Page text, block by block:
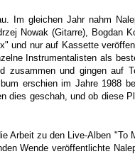
Im gleichen Jahr nahm
Nowak (Gitarre), Bogdan
nur auf Kassette
Instrumentalisten als
und gingen auf
erschien im Jahre 1988
dies geschah, und ob diese
Arbeit zu den Live-Alben
Wende veröffentlichte